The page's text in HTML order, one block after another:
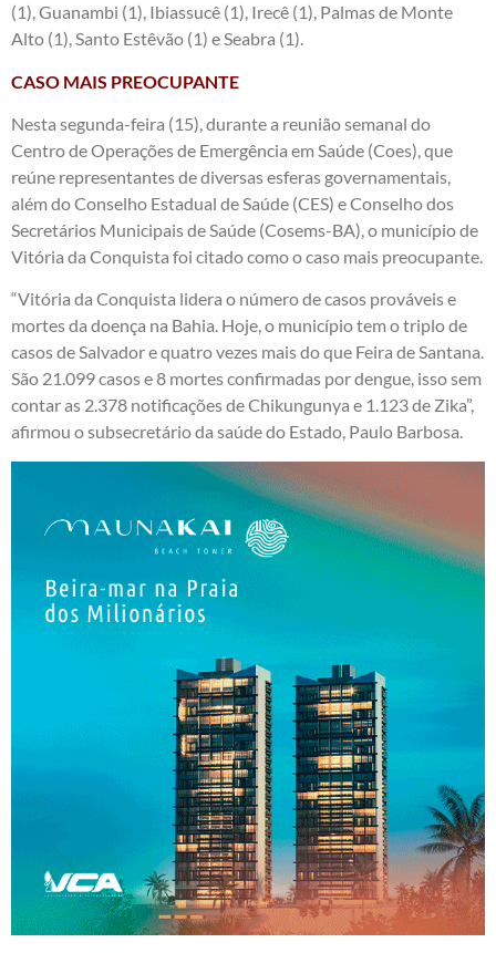
(1), Guanambi (1), Ibiassucê (1), Irecê (1), Palmas de Monte
Alto (1), Santo Estêvão (1) e Seabra (1).
CASO MAIS PREOCUPANTE
Nesta segunda-feira (15), durante a reunião semanal do
Centro de Operações de Emergência em Saúde (Coes), que
reúne representantes de diversas esferas governamentais,
além do Conselho Estadual de Saúde (CES) e Conselho dos
Secretários Municipais de Saúde (Cosems-BA), o município de
Vitória da Conquista foi citado como o caso mais preocupante.
“Vitória da Conquista lidera o número de casos prováveis e
mortes da doença na Bahia. Hoje, o município tem o triplo de
casos de Salvador e quatro vezes mais do que Feira de Santana.
São 21.099 casos e 8 mortes confirmadas por dengue, isso sem
contar as 2.378 notificações de Chikungunya e 1.123 de Zika”,
afirmou o subsecretário da saúde do Estado, Paulo Barbosa.